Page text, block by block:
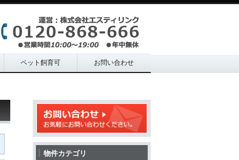
ペット飼育可 お問い合わせ
物件カテゴリ